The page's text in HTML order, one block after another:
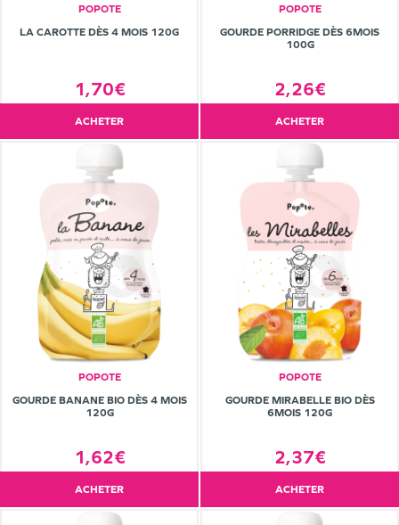
POPOTE
LA CAROTTE DÈS 4 MOIS 120G
1,70€
ACHETER
POPOTE
GOURDE PORRIDGE DÈS 6MOIS
100G
2,26€
ACHETER
POPOTE
GOURDE BANANE BIO DÈS 4 MOIS
120G
1,62€
ACHETER
POPOTE
GOURDE MIRABELLE BIO DÈS
6MOIS 120G
2,37€
ACHETER